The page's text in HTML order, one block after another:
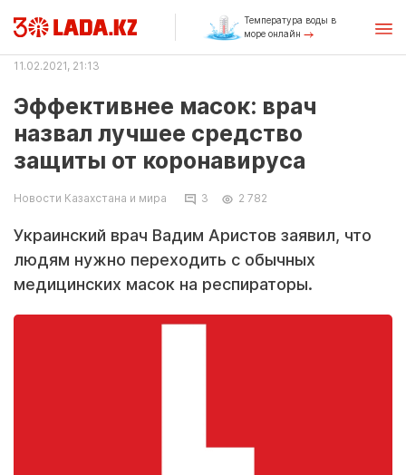
Температура воды в
море онлайн
11.02.2021, 21:13
Эффективнее масок: врач
назвал лучшее средство
защиты от коронавируса
Новости Казахстана и мира 3 2 782
Украинский врач Вадим Аристов заявил, что
людям нужно переходить с обычных
медицинских масок на респираторы.